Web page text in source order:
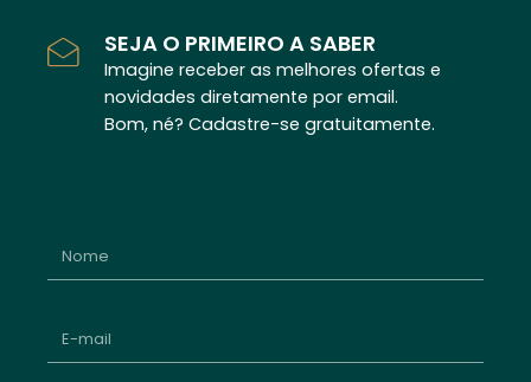
SEJA O PRIMEIRO A SABER
Imagine receber as melhores ofertas e
novidades diretamente por email.
Bom, né? Cadastre-se gratuitamente.